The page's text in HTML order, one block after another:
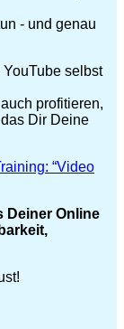
- und genau
YouTube selbst
profitieren,
Dir Deine
: “Video
Deiner Online